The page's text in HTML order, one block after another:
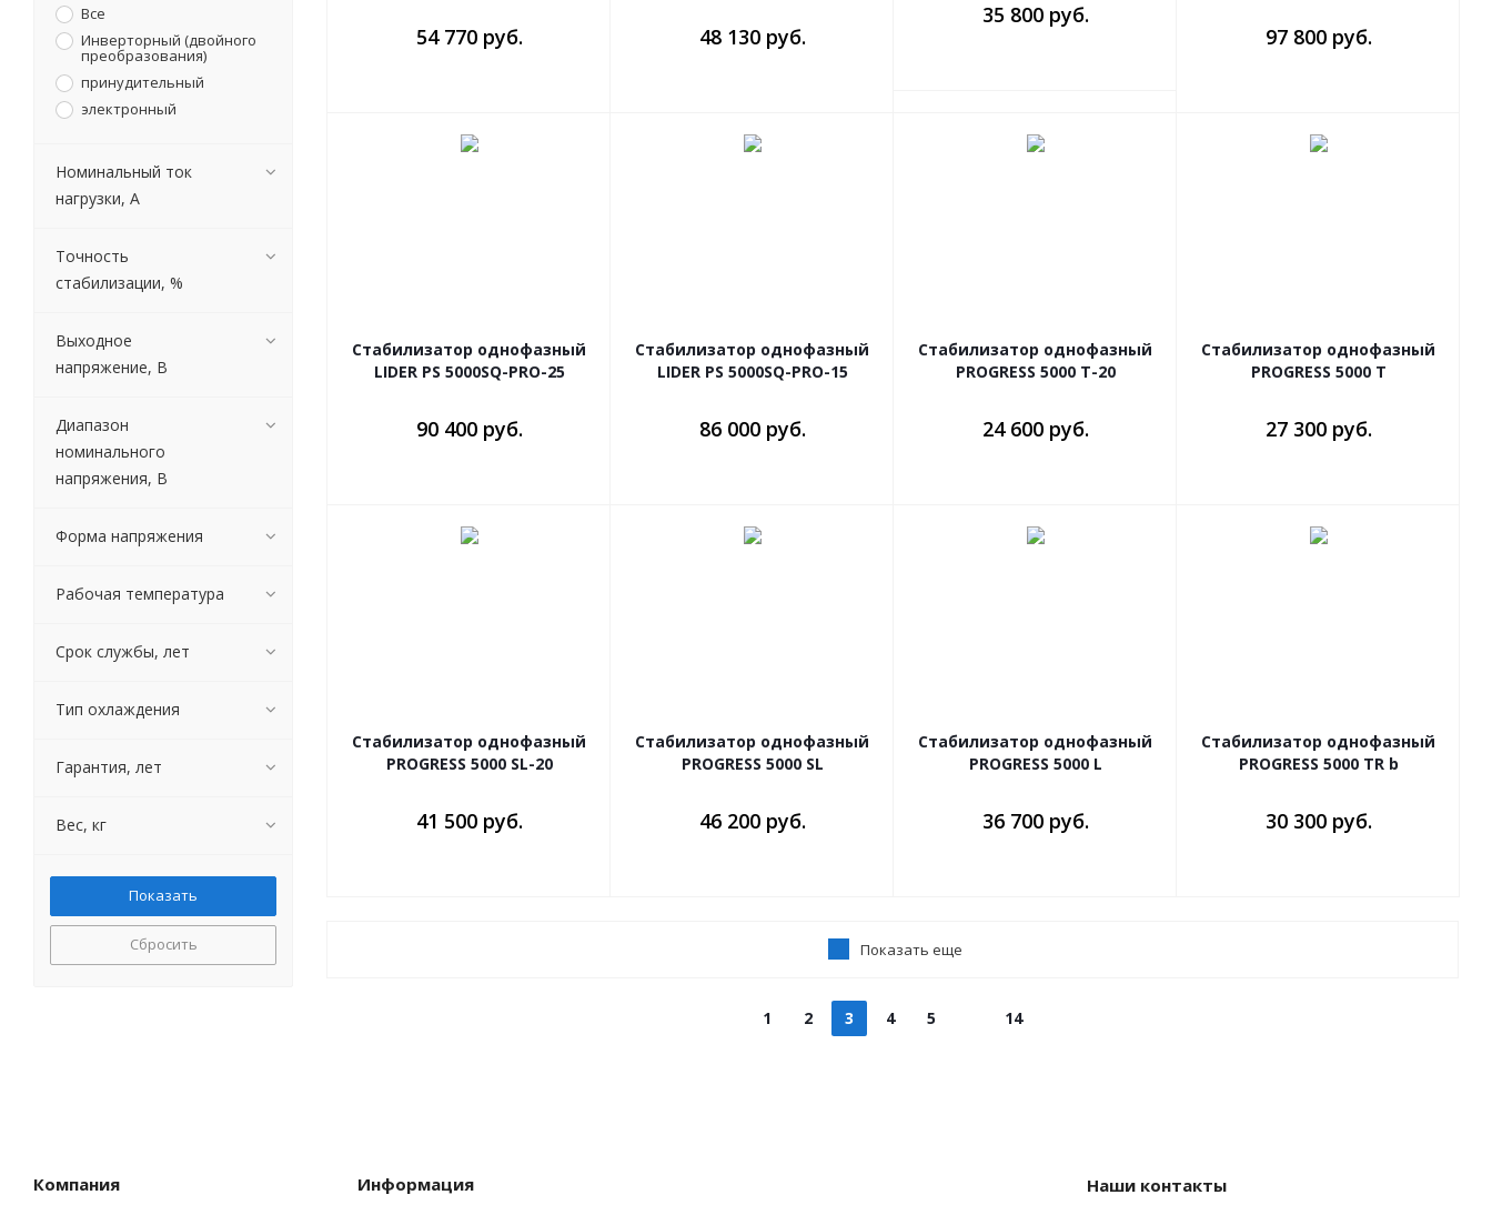
54 770 руб. 48 130 руб.
35 800 руб.
97 800 руб.
Стабилизатор однофазный
LIDER PS 5000SQ-PRO-25
90 400 руб.
Стабилизатор однофазный
LIDER PS 5000SQ-PRO-15
86 000 руб.
Стабилизатор однофазный
PROGRESS 5000 T-20
24 600 руб.
Стабилизатор однофазный
PROGRESS 5000 T
27 300 руб.
Стабилизатор однофазный
PROGRESS 5000 SL-20
41 500 руб.
Стабилизатор однофазный
PROGRESS 5000 SL
46 200 руб.
Стабилизатор однофазный
PROGRESS 5000 L
36 700 руб.
Стабилизатор однофазный
PROGRESS 5000 TR b
30 300 руб.
Показать еще
1 2 3 4 5 14
Все
Инверторный (двойного
преобразования)
принудительный
электронный
Номинальный ток
нагрузки, А
Точность
стабилизации, %
Выходное
напряжение, В
Диапазон
номинального
напряжения, В
Форма напряжения
Рабочая температура
Срок службы, лет
Тип охлаждения
Гарантия, лет
Вес, кг
Сбросить
Компания Информация Наши контакты